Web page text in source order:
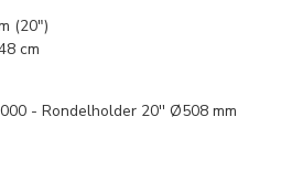
(20")
cm
- Rondelholder 20'' Ø508 mm